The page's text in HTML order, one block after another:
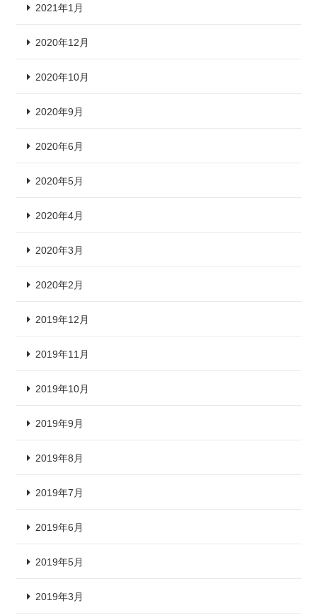
2021年1月
2020年12月
2020年10月
2020年9月
2020年6月
2020年5月
2020年4月
2020年3月
2020年2月
2019年12月
2019年11月
2019年10月
2019年9月
2019年8月
2019年7月
2019年6月
2019年5月
2019年3月